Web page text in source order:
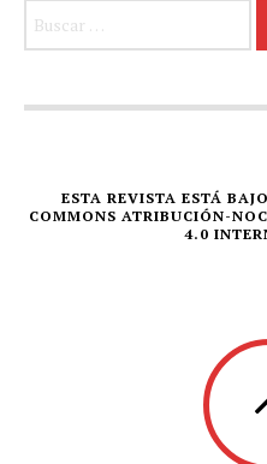
ESTA REVISTA ESTÁ
COMMONS ATRIBUCIÓN-
4.0